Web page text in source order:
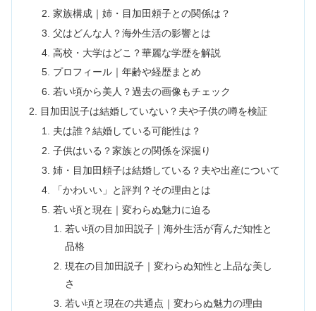
家族構成｜姉・目加田頼子との関係は？
父はどんな人？海外生活の影響とは
高校・大学はどこ？華麗な学歴を解説
プロフィール｜年齢や経歴まとめ
若い頃から美人？過去の画像もチェック
目加田説子は結婚していない？夫や子供の噂を検証
夫は誰？結婚している可能性は？
子供はいる？家族との関係を深掘り
姉・目加田頼子は結婚している？夫や出産について
「かわいい」と評判？その理由とは
若い頃と現在｜変わらぬ魅力に迫る
若い頃の目加田説子｜海外生活が育んだ知性と
品格
現在の目加田説子｜変わらぬ知性と上品な美し
さ
若い頃と現在の共通点｜変わらぬ魅力の理由